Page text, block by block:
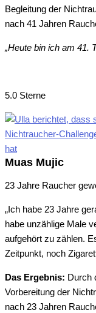
Begleitung der
nach 41 Jahren
„Heute bin ich am 41.
5.0 Sterne
Muas Mujic
23 Jahre Raucher
„Ich habe 23 Jahre
habe unzählige Male
aufgehört zu zählen.
Zeitpunkt, noch
Das Ergebnis: Durch
Vorbereitung der
nach 23 Jahren